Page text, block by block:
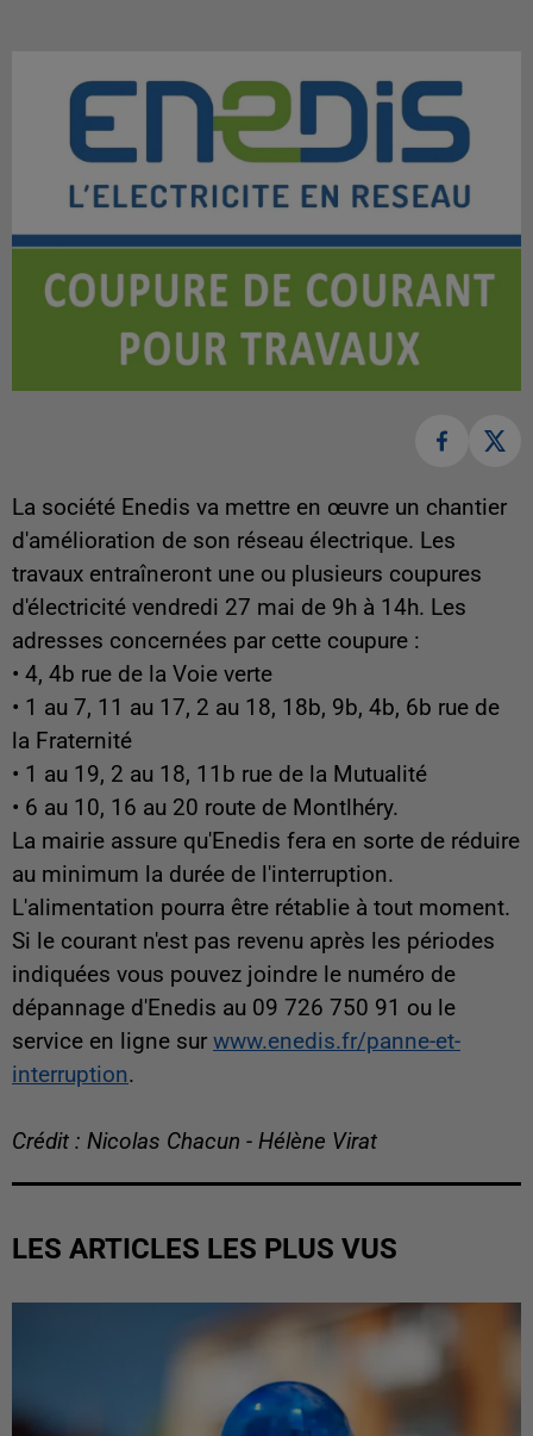
La société Enedis va mettre en œuvre un chantier
d'amélioration de son réseau électrique. Les
travaux entraîneront une ou plusieurs coupures
d'électricité vendredi 27 mai de 9h à 14h. Les
adresses concernées par cette coupure :
• 4, 4b rue de la Voie verte
• 1 au 7, 11 au 17, 2 au 18, 18b, 9b, 4b, 6b rue de
la Fraternité
• 1 au 19, 2 au 18, 11b rue de la Mutualité
• 6 au 10, 16 au 20 route de Montlhéry.
La mairie assure qu'Enedis fera en sorte de réduire
au minimum la durée de l'interruption.
L'alimentation pourra être rétablie à tout moment.
Si le courant n'est pas revenu après les périodes
indiquées vous pouvez joindre le numéro de
dépannage d'Enedis au 09 726 750 91 ou le
service en ligne sur www.enedis.fr/panne-et-
interruption.
Crédit : Nicolas Chacun - Hélène Virat
LES ARTICLES LES PLUS VUS